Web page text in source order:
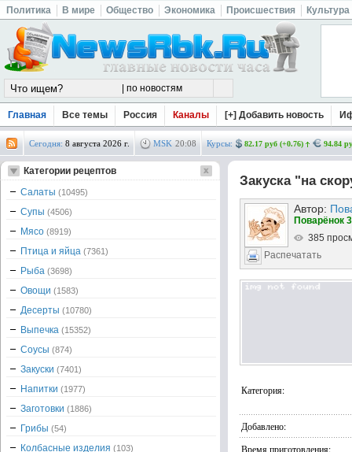
Политика В мире Общество Экономика Происшествия Культура
Главная Все темы Россия Каналы [+] Добавить новость
Сегодня: 8 августа 2026 г. MSK 20:08 Курсы: 82.17 руб (+0.76) 94.84
Закуска "на
Автор:
Поварёнок
385
Распечатать
Категория:
Добавлено:
Время приготовления:
Категории рецептов
Салаты (10495)
Супы (4506)
Мясо (8919)
Птица и яйца (7361)
Рыба (3698)
Овощи (1583)
Десерты (10780)
Выпечка (15352)
Соусы (874)
Закуски (7401)
Напитки (1977)
Заготовки (1886)
Грибы (54)
Колбасные изделия (103)